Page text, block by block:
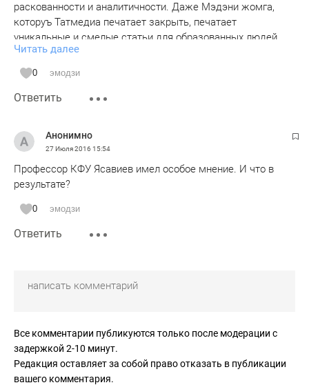
раскованности и аналитичности. Даже Мэдэни жомга,
которуъ Татмедиа печатает закрыть, печатает
уникальные и смелые статьи для образованных людей.
Они не желтые, но актуаоьные. Зачем судить о газетах,
если вы их не читаете из за незнания татарского языка?
Даже гендиректор Татмедиа, на флешмобе сидел перед
татарскими журналами, коих он никогда не читал. То же
агитируют, сами не читают! Очень смешно, но невесело.
Автор задел за живое. Наши радио и ТВ обзоров печати
без ответа.
Читать далее
0 эмодзи
Ответить
Анонимно
27 Июля 2016 15:54
Профессор КФУ Ясавиев имел особое мнение. И что в
результате?
0 эмодзи
Ответить
Все комментарии публикуются только после модерации с
задержкой 2-10 минут.
Редакция оставляет за собой право отказать в публикации
вашего комментария.